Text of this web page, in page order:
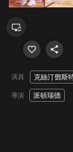
演員 克絲汀鄧斯
導演 派頓瑞德